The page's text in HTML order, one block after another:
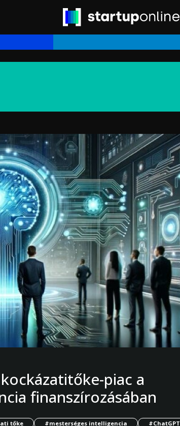
piac a
finanszírozásában
tőke #mesterséges intelligencia
#ChatGPT